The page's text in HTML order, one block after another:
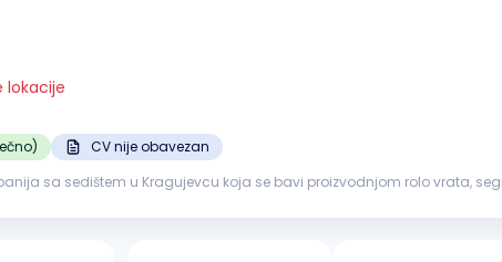
lokacije
CV nije obavezan
sa sedištem u Kragujevcu koja se bavi proizvodnjom rolo vrata,